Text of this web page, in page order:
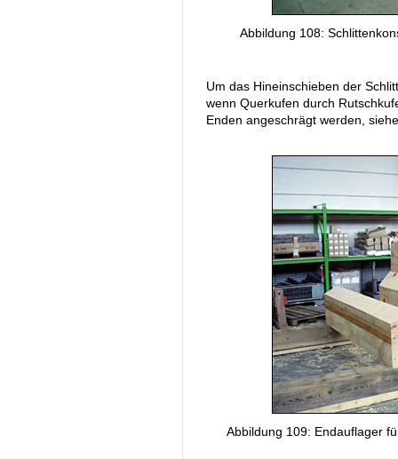
Abbildung 108:
Um das Hineinschieben der
wenn Querkufen durch
Enden angeschrägt werden,
Abbildung 109: Endauflager